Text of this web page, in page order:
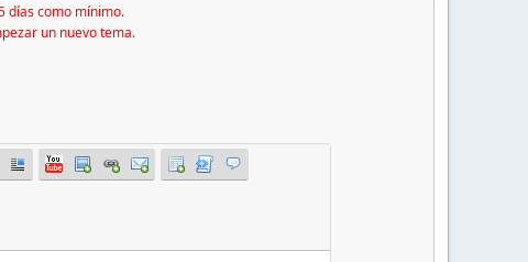
días como mínimo.
un nuevo tema.